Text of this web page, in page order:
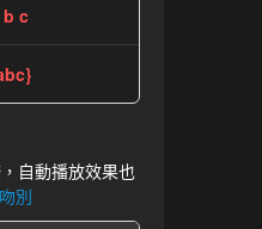
b c
自動播放效果也
別